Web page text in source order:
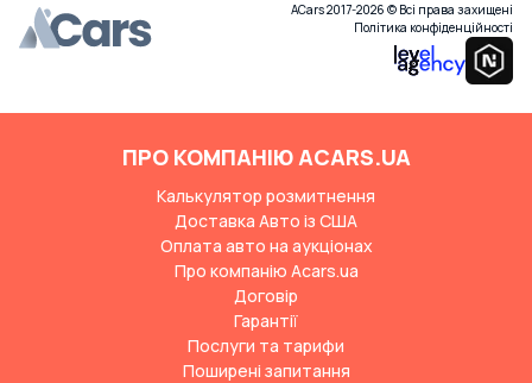
ACars 2017-2026 © Всі права захищені
Політика конфіденційності
ПРО КОМПАНІЮ ACARS.UA
Калькулятор розмитнення
Доставка Авто із США
Оплата авто на аукціонах
Про компанію Acars.ua
Договір
Гарантії
Послуги та тарифи
Поширені запитання